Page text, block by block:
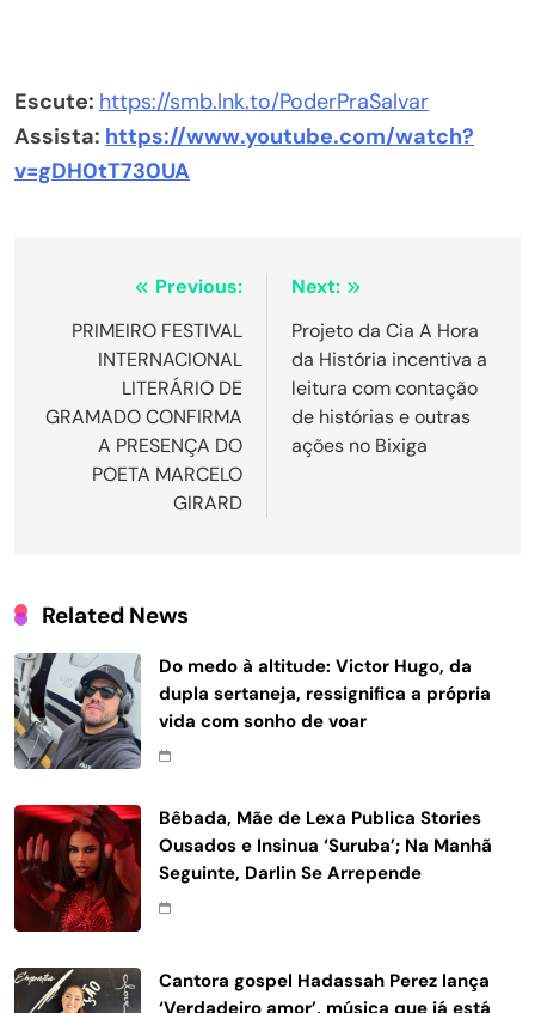
Escute: https://smb.lnk.to/PoderPraSalvar
Assista: https://www.youtube.com/watch?
v=gDH0tT730UA
NavegaçãoPrevious:
PRIMEIRO FESTIVAL
INTERNACIONAL
LITERÁRIO DE
GRAMADO CONFIRMA
A PRESENÇA DO
POETA MARCELO
GIRARD
Next:
Projeto da Cia A Hora
da História incentiva a
leitura com contação
de histórias e outras
ações no Bixiga
Related News
Do medo à altitude: Victor Hugo, da
dupla sertaneja, ressignifica a própria
vida com sonho de voar
Bêbada, Mãe de Lexa Publica Stories
Ousados e Insinua ‘Suruba’; Na Manhã
Seguinte, Darlin Se Arrepende
Cantora gospel Hadassah Perez lança
‘Verdadeiro amor’, música que já está